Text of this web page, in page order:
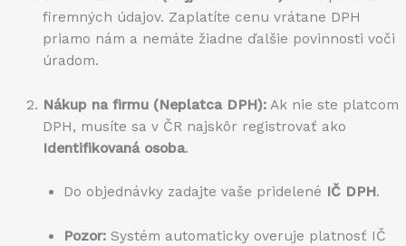
firemných údajov. Zaplatíte cenu vrátane DPH
priamo nám a nemáte žiadne ďalšie povinnosti voči
úradom.
Nákup na firmu (Neplatca DPH):Ak nie ste platcom
DPH, musíte sa v ČR najskôr registrovať ako
Identifikovaná osoba.
Do objednávky zadajte vaše pridelené IČ DPH.
Pozor:Systém automaticky overuje platnosť IČ